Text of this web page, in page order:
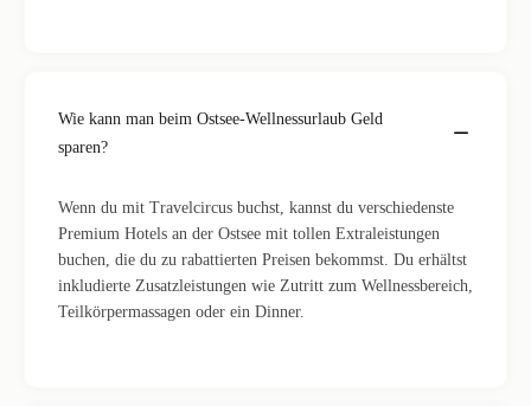
Wie kann man beim Ostsee-Wellnessurlaub Geld
sparen?
Wenn du mit Travelcircus buchst, kannst du verschiedenste
Premium Hotels an der Ostsee mit tollen Extraleistungen
buchen, die du zu rabattierten Preisen bekommst. Du erhältst
inkludierte Zusatzleistungen wie Zutritt zum Wellnessbereich,
Teilkörpermassagen oder ein Dinner.